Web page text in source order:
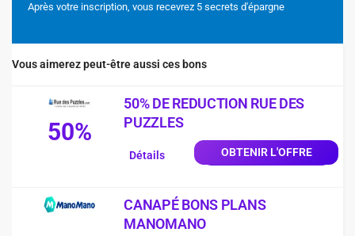
Après votre inscription, vous recevrez 5 secrets d'épargne
Vous aimerez peut-être aussi ces bons
50%
50% DE REDUCTION RUE DES
PUZZLES
OBTENIR L'OFFRE
Détails
CANAPÉ BONS PLANS
MANOMANO